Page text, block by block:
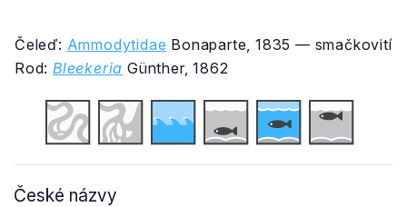
Čeleď: Ammodytidae Bonaparte, 1835 — smačkovití
Rod: Bleekeria Günther, 1862
České názvy